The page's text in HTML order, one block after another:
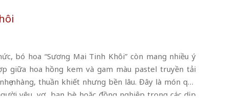
bó hoa “Sương Mai Tinh Khôi” còn mang nhiều ý
giữa hoa hồng kem và gam màu pastel truyền tải
nhàng, thuần khiết nhưng bền lâu. Đây là món quà
yêu, vợ, bạn bè hoặc đồng nghiệp trong các dịp